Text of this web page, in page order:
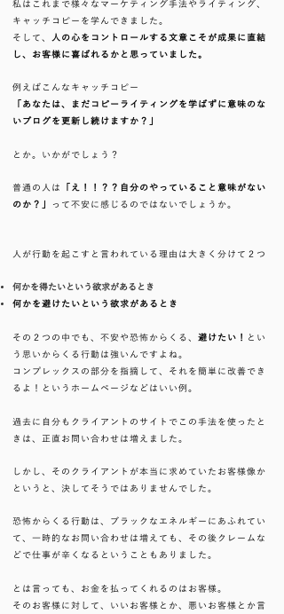
私はこれまで様々なマーケティング手法やライティング、
キャッチコピーを学んできました。
そして、
人の心をコントロールする文章こそが成果に直結
し、お客様に喜ばれるかと思っていました。
例えばこんなキャッチコピー
「あなたは、まだコピーライティングを学ばずに意味のな
いブログを更新し続けますか？」
とか。いかがでしょう？
普通の人は
「え！！？？自分のやっていること意味がない
のか？」
って不安に感じるのではないでしょうか。
人が行動を起こすと言われている理由は大きく分けて２つ
何かを得たいという欲求があるとき
何かを避けたいという欲求があるとき
その２つの中でも、不安や恐怖からくる、 避けたい！
とい
う思いからくる行動は強いんですよね。
コンプレックスの部分を指摘して、それを簡単に改善でき
るよ！というホームページなどはいい例。
過去に自分もクライアントのサイトでこの手法を使ったと
きは、正直お問い合わせは増えました。
しかし、そのクライアントが本当に求めていたお客様像か
というと、決してそうではありませんでした。
恐怖からくる行動は、ブラックなエネルギーにあふれてい
て、一時的なお問い合わせは増えても、その後クレームな
どで仕事が辛くなるということもありました。
とは言っても、お金を払ってくれるのはお客様。
そのお客様に対して、いいお客様とか、悪いお客様とか言